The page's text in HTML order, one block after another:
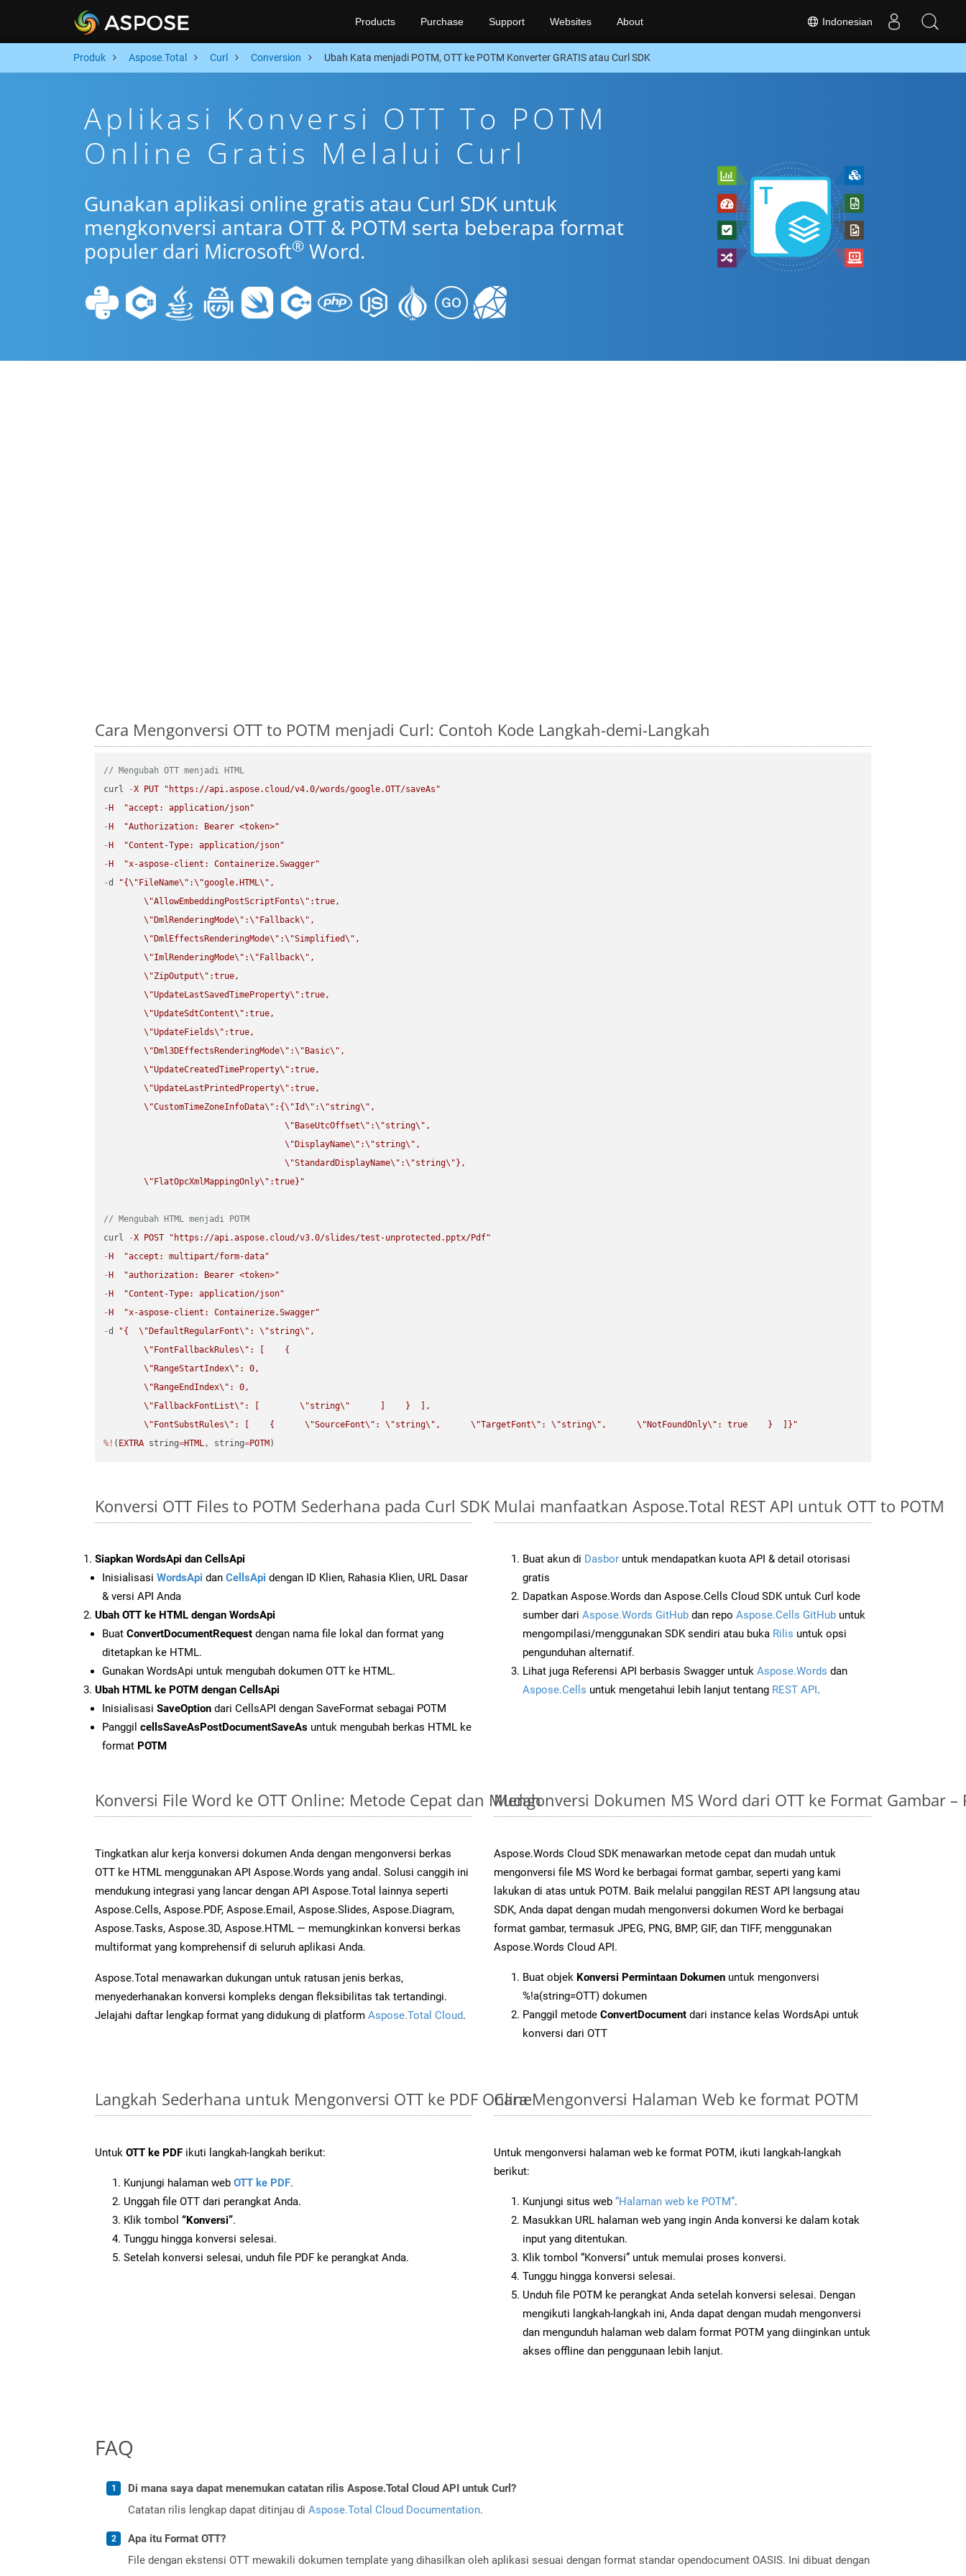
Indonesian
Products Purchase Support Websites About
Produk Aspose.Total Curl Conversion Ubah Kata menjadi POTM, OTT ke POTM Konverter GRATIS atau Curl SDK
Aplikasi Konversi OTT To POTM
Online Gratis Melalui Curl
Gunakan aplikasi online gratis atau Curl SDK untuk
mengkonversi antara OTT & POTM serta beberapa format
populer dari Microsoft® Word.
Cara Mengonversi OTT to POTM menjadi Curl: Contoh Kode Langkah-demi-Langkah
// Mengubah OTT menjadi HTML
curl
-X PUT
"https://api.aspose.cloud/v4.0/words/google.OTT/saveAs"
- H
"accept: application/json"
- H
"Authorization: Bearer <token>"
- H
"Content-Type: application/json"
- H
"x-aspose-client: Containerize.Swagger"
-d "{\" FileName\" :\"google.HTML\" ,
\"AllowEmbeddingPostScriptFonts\" :true,
\" DmlRenderingMode\" :\" Fallback\" ,
\" DmlEffectsRenderingMode\" :\"Simplified\" ,
\"ImlRenderingMode\" :\" Fallback\" ,
\"ZipOutput\" :true,
\"UpdateLastSavedTimeProperty\" :true,
\"UpdateSdtContent\" :true,
\"UpdateFields\" :true,
\" Dml3DEffectsRenderingMode\" :\" Basic\" ,
\"UpdateCreatedTimeProperty\" :true,
\"UpdateLastPrintedProperty\" :true,
\"CustomTimeZoneInfoData\" :{\"Id\" :\"string\" ,
\" BaseUtcOffset\" :\"string\" ,
\" DisplayName\" :\"string\" ,
\"StandardDisplayName\" :\"string\" },
\" FlatOpcXmlMappingOnly\" :true}"
// Mengubah HTML menjadi POTM
curl
-X POST
"https://api.aspose.cloud/v3.0/slides/test-unprotected.pptx/Pdf"
- H
"accept: multipart/form-data"
- H
"authorization: Bearer <token>"
- H
"Content-Type: application/json"
- H
"x-aspose-client: Containerize.Swagger"
-d "{ \" DefaultRegularFont\" : \"string\" ,
\" FontFallbackRules\" : [    {
\" RangeStartIndex\" : 0,
\" RangeEndIndex\" : 0,
\" FallbackFontList\" : [ \"string\"
      ]    }  ],
\" FontSubstRules\" : [    { \"SourceFont\" : \"string\" , \"TargetFont\" : \"string\" , \" NotFoundOnly\" : true    }  ]}"
%! ( EXTRA string=HTML, string=POTM )
Konversi OTT Files to POTM Sederhana pada Curl SDK
Siapkan WordsApi dan CellsApi
Inisialisasi WordsApi dan CellsApi dengan ID Klien, Rahasia Klien, URL Dasar
& versi API Anda
Ubah OTT ke HTML dengan WordsApi
Buat ConvertDocumentRequest dengan nama file lokal dan format yang
ditetapkan ke HTML.
Gunakan WordsApi untuk mengubah dokumen OTT ke HTML.
Ubah HTML ke POTM dengan CellsApi
Inisialisasi SaveOption dari CellsAPI dengan SaveFormat sebagai POTM
Panggil cellsSaveAsPostDocumentSaveAs untuk mengubah berkas HTML ke
format POTM
Mulai manfaatkan Aspose.Total REST API untuk OTT to POTM
Buat akun di Dasbor untuk mendapatkan kuota API & detail otorisasi
gratis
Dapatkan Aspose.Words dan Aspose.Cells Cloud SDK untuk Curl kode
sumber dari Aspose.Words GitHub dan repo Aspose.Cells GitHub untuk
mengompilasi/menggunakan SDK sendiri atau buka Rilis untuk opsi
pengunduhan alternatif.
Lihat juga Referensi API berbasis Swagger untuk Aspose.Words dan
Aspose.Cells untuk mengetahui lebih lanjut tentang REST API.
Konversi File Word ke OTT Online: Metode Cepat dan Mudah
Tingkatkan alur kerja konversi dokumen Anda dengan mengonversi berkas
OTT ke HTML menggunakan API Aspose.Words yang andal. Solusi canggih ini
mendukung integrasi yang lancar dengan API Aspose.Total lainnya seperti
Aspose.Cells, Aspose.PDF, Aspose.Email, Aspose.Slides, Aspose.Diagram,
Aspose.Tasks, Aspose.3D, Aspose.HTML — memungkinkan konversi berkas
multiformat yang komprehensif di seluruh aplikasi Anda.
Aspose.Total menawarkan dukungan untuk ratusan jenis berkas,
menyederhanakan konversi kompleks dengan fleksibilitas tak tertandingi.
Jelajahi daftar lengkap format yang didukung di platform Aspose.Total Cloud.
Mengonversi Dokumen MS Word dari OTT ke Format Gambar
Aspose.Words Cloud SDK menawarkan metode cepat dan mudah untuk
mengonversi file MS Word ke berbagai format gambar, seperti yang kami
lakukan di atas untuk POTM. Baik melalui panggilan REST API langsung atau
SDK, Anda dapat dengan mudah mengonversi dokumen Word ke berbagai
format gambar, termasuk JPEG, PNG, BMP, GIF, dan TIFF, menggunakan
Aspose.Words Cloud API.
Buat objek Konversi Permintaan Dokumen untuk mengonversi
%!a(string=OTT) dokumen
Panggil metode ConvertDocument dari instance kelas WordsApi untuk
konversi dari OTT
Langkah Sederhana untuk Mengonversi OTT ke PDF Online
Untuk OTT ke PDF ikuti langkah-langkah berikut:
Kunjungi halaman web OTT ke PDF.
Unggah file OTT dari perangkat Anda.
Klik tombol “Konversi”.
Tunggu hingga konversi selesai.
Setelah konversi selesai, unduh file PDF ke perangkat Anda.
Cara Mengonversi Halaman Web ke format POTM
Untuk mengonversi halaman web ke format POTM, ikuti langkah-langkah
berikut:
Kunjungi situs web “Halaman web ke POTM”.
Masukkan URL halaman web yang ingin Anda konversi ke dalam kotak
input yang ditentukan.
Klik tombol “Konversi” untuk memulai proses konversi.
Tunggu hingga konversi selesai.
Unduh file POTM ke perangkat Anda setelah konversi selesai. Dengan
mengikuti langkah-langkah ini, Anda dapat dengan mudah mengonversi
dan mengunduh halaman web dalam format POTM yang diinginkan untuk
akses offline dan penggunaan lebih lanjut.
FAQ
Di mana saya dapat menemukan catatan rilis Aspose.Total Cloud API untuk Curl?
Catatan rilis lengkap dapat ditinjau di Aspose.Total Cloud Documentation.
Apa itu Format OTT?
File dengan ekstensi OTT mewakili dokumen template yang dihasilkan oleh aplikasi sesuai dengan format standar opendocument OASIS. Ini dibuat dengan